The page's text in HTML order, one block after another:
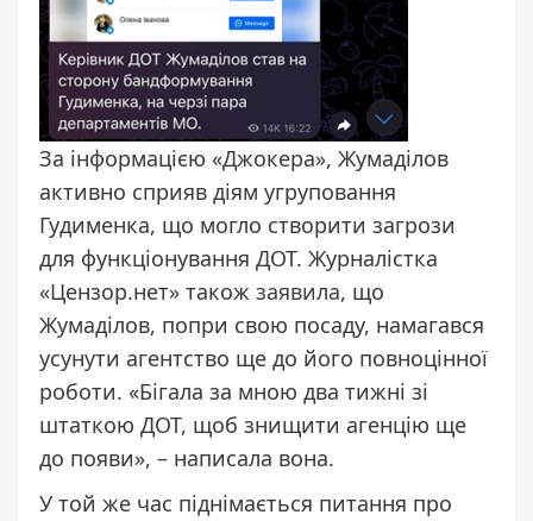
За інформацією «Джокера», Жумаділов
активно сприяв діям угруповання
Гудименка, що могло створити загрози
для функціонування ДОТ. Журналістка
«Цензор.нет» також заявила, що
Жумаділов, попри свою посаду, намагався
усунути агентство ще до його повноцінної
роботи. «Бігала за мною два тижні зі
штаткою ДОТ, щоб знищити агенцію ще
до появи», – написала вона.
У той же час піднімається питання про